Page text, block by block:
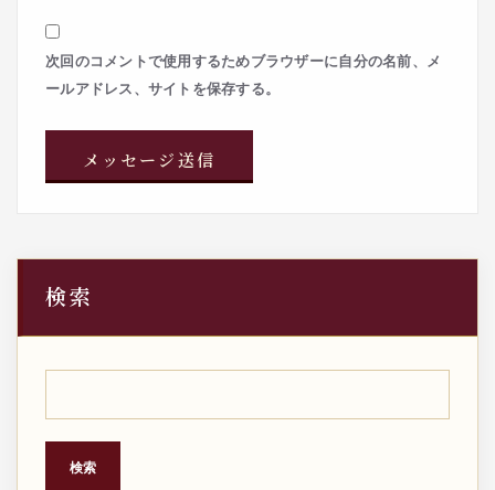
次回のコメントで使用するためブラウザーに自分の名前、メ
ールアドレス、サイトを保存する。
検索
検索